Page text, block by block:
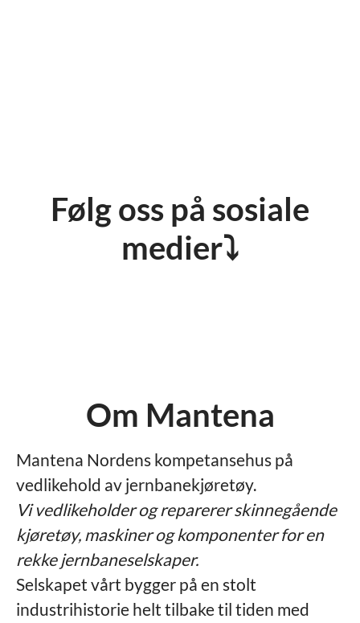
Følg oss på sosiale
medier⤵
Om Mantena
Mantena Nordens kompetansehus på
vedlikehold av jernbanekjøretøy.
Vi vedlikeholder og reparerer skinnegående
kjøretøy, maskiner og komponenter for en
rekke jernbaneselskaper.
Selskapet vårt bygger på en stolt
industrihistorie helt tilbake til tiden med